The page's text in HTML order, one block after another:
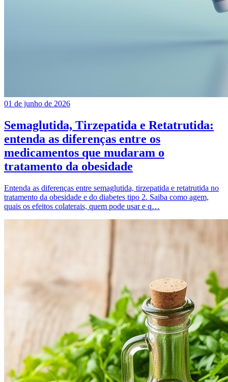
01 de junho de 2026
Semaglutida, Tirzepatida e Retatrutida:
entenda as diferenças entre os
medicamentos que mudaram o
tratamento da obesidade
Entenda as diferenças entre semaglutida, tirzepatida e retatrutida no
tratamento da obesidade e do diabetes tipo 2. Saiba como agem,
quais os efeitos colaterais, quem pode usar e q…